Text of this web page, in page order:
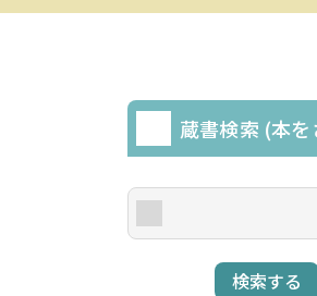
蔵書検索 (本を